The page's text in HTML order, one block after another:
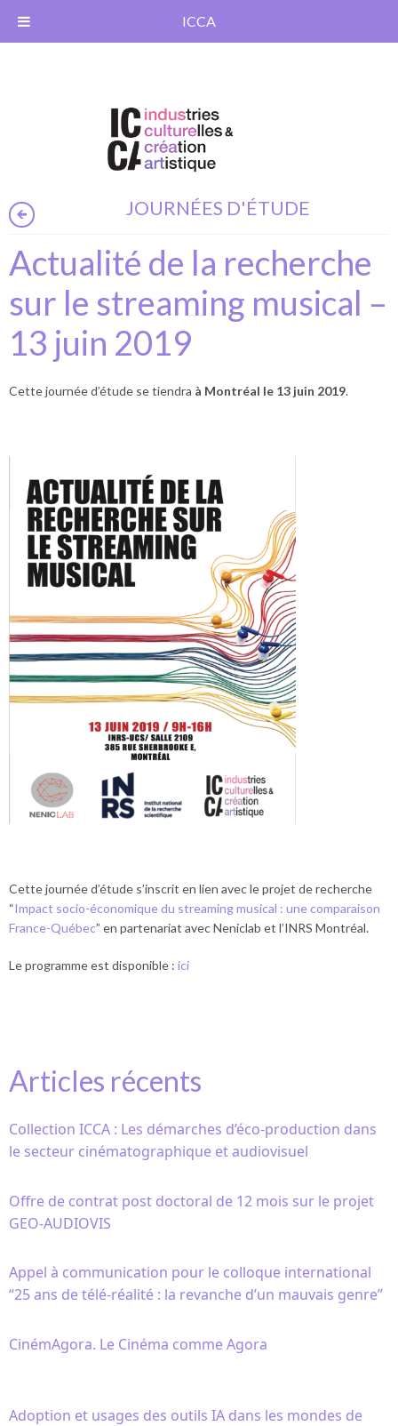
JOURNÉES D'ÉTUDE
Actualité de la recherche
sur le streaming musical –
13 juin 2019
Cette journée d’étude se tiendra à Montréal le 13 juin 2019.
Cette journée d’étude s’inscrit en lien avec le projet de recherche
“Impact socio-économique du streaming musical : une comparaison
France-Québec” en partenariat avec Neniclab et l’INRS Montréal.
Le programme est disponible : ici
Articles récents
Collection ICCA : Les démarches d’éco-production dans
le secteur cinématographique et audiovisuel
Offre de contrat post doctoral de 12 mois sur le projet
GEO-AUDIOVIS
Appel à communication pour le colloque international
“25 ans de télé-réalité : la revanche d’un mauvais genre”
CinémAgora. Le Cinéma comme Agora
Adoption et usages des outils IA dans les mondes de
ICCA